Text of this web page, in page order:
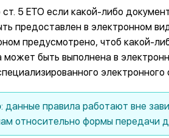
ст. 5 ETO если какой-либо
предоставлен в электронном
предусмотрено, чтоб какой-
может быть выполнена в
электронного
: данные правила работают вне
относительно формы передачи